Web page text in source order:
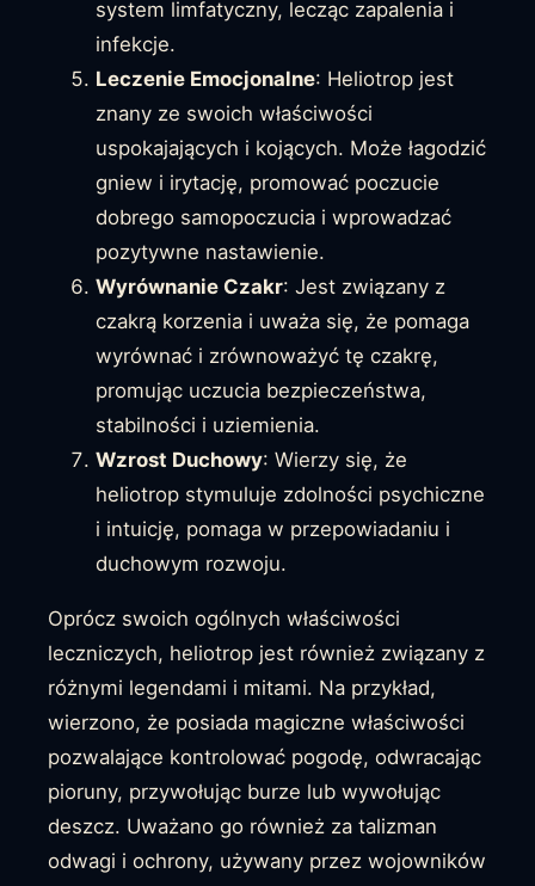
system limfatyczny, lecząc zapalenia i
infekcje.
Leczenie Emocjonalne: Heliotrop jest
znany ze swoich właściwości
uspokajających i kojących. Może łagodzić
gniew i irytację, promować poczucie
dobrego samopoczucia i wprowadzać
pozytywne nastawienie.
Wyrównanie Czakr: Jest związany z
czakrą korzenia i uważa się, że pomaga
wyrównać i zrównoważyć tę czakrę,
promując uczucia bezpieczeństwa,
stabilności i uziemienia.
Wzrost Duchowy: Wierzy się, że
heliotrop stymuluje zdolności psychiczne
i intuicję, pomaga w przepowiadaniu i
duchowym rozwoju.
Oprócz swoich ogólnych właściwości
leczniczych, heliotrop jest również związany z
różnymi legendami i mitami. Na przykład,
wierzono, że posiada magiczne właściwości
pozwalające kontrolować pogodę, odwracając
pioruny, przywołując burze lub wywołując
deszcz. Uważano go również za talizman
odwagi i ochrony, używany przez wojowników